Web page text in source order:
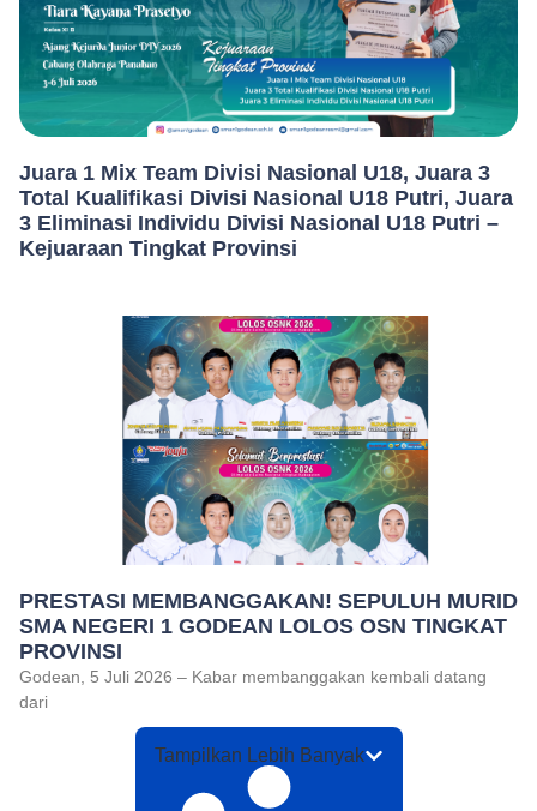
Juara 1 Mix Team Divisi Nasional U18, Juara 3
Total Kualifikasi Divisi Nasional U18 Putri, Juara
3 Eliminasi Individu Divisi Nasional U18 Putri –
Kejuaraan Tingkat Provinsi
PRESTASI MEMBANGGAKAN! SEPULUH MURID
SMA NEGERI 1 GODEAN LOLOS OSN TINGKAT
PROVINSI
Godean, 5 Juli 2026 – Kabar membanggakan kembali datang
dari
Tampilkan Lebih Banyak